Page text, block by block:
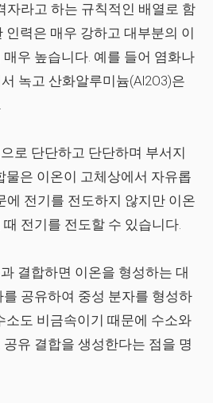
자라고 하는 규칙적인 배열로 함
인력은 매우 강하고 대부분의 이
우 높습니다. 예를 들어 염화나
녹고 산화알루미늄(Al2O3)은
로 단단하고 단단하며 부서지
물은 이온이 고체상에서 자유롭
에 전기를 전도하지 않지만 이온
전기를 전도할 수 있습니다.
결합하면 이온을 형성하는 대
공유하여 중성 분자를 형성하
소도 비금속이기 때문에 수소와
유 결합을 생성한다는 점을 명